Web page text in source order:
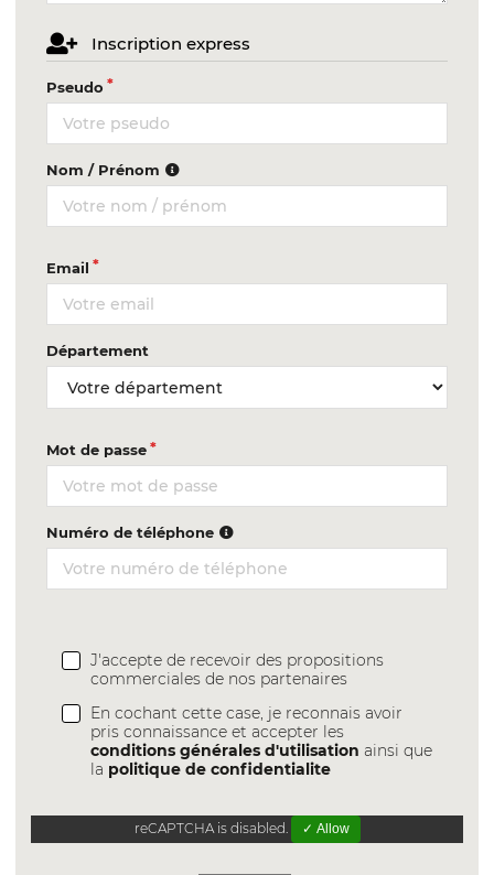
Inscription express
Pseudo
Nom / Prénom
Email
Département
Mot de passe
Numéro de téléphone
J'accepte de recevoir des propositions
commerciales de nos partenaires
En cochant cette case, je reconnais avoir
pris connaissance et accepter les
conditions générales d'utilisation ainsi que
la politique de confidentialite
reCAPTCHA is disabled. ✓ Allow